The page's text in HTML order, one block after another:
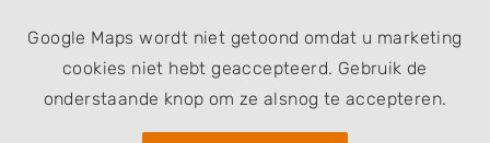
Google Maps wordt niet getoond omdat u marketing
cookies niet hebt geaccepteerd. Gebruik de
onderstaande knop om ze alsnog te accepteren.